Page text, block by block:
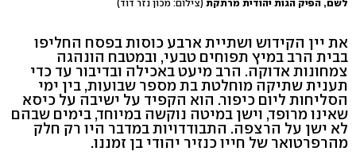
לשם, הפיק הגות יהודית מרתקת (צילום: מכון נזר דוד)
את יין הקידוש ושתיית ארבע כוסות בפסח החליפו
בבית הרב במיץ תפוחים טבעי, ובמטבח הונהגה
צמחונות אדוקה. הרב מיעט באכילה ובדיבור עד כדי
תענית שתיקה מוחלטת בת מספר שבועות, בין ימי
הסליחות ליום כיפור. הוא הקפיד על ישיבה על כיסא
שאינו מרופד, וישן במיטה נוקשה במיוחד, בימים שבהם
לא ישן על הרצפה. התבודדויות במדבר היו רק חלק
מהרפרטואר של חייו כנזיר יהודי בן זמננו.